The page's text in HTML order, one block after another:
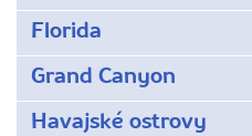
Florida
Grand Canyon
Havajské ostrovy